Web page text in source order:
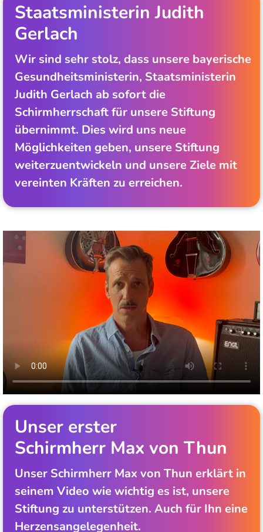
Staatsministerin Judith
Gerlach
Wir sind sehr stolz, dass unsere bayerische
Gesundheitsministerin, Staatsministerin
Judith Gerlach ab sofort die
Schirmherrschaft für unsere Stiftung
übernimmt. Dies wird uns neue
Möglichkeiten geben, unsere Stiftung
weiterzuentwickeln und unsere Ziele mit
vereinten Kräften zu erreichen.
Unser erster
Schirmherr Max von Thun
Unser Schirmherr Max von Thun erklärt in
seinem Video wie wichtig es ist, unsere
Stiftung zu unterstützen. Auch für Ihn eine
Herzensangelegenheit.